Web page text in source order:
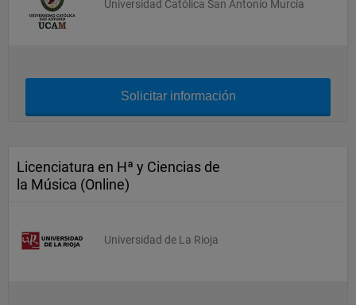
Universidad Católica San Antonio Murcia
Solicitar información
Licenciatura en Hª y Ciencias de
la Música (Online)
Universidad de La Rioja